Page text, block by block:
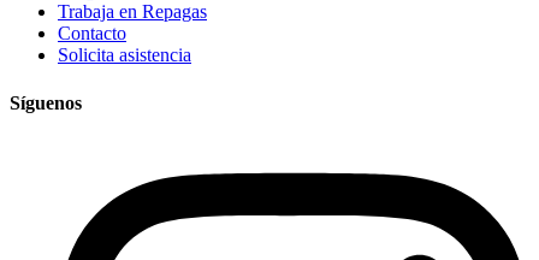
Trabaja en Repagas
Contacto
Solicita asistencia
Síguenos